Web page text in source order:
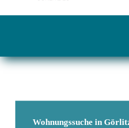
Wohnungssuche in